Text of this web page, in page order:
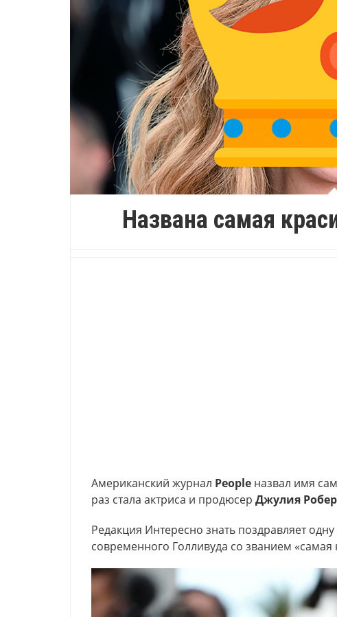
Названа самая
Американский журнал People назвал имя
раз стала актриса и продюсер Джулия
Редакция Интересно знать поздравляет
современного Голливуда со званием